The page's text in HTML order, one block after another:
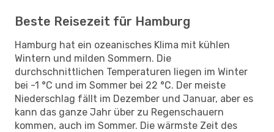
Beste Reisezeit für Hamburg
Hamburg hat ein ozeanisches Klima mit kühlen
Wintern und milden Sommern. Die
durchschnittlichen Temperaturen liegen im Winter
bei -1 °C und im Sommer bei 22 °C. Der meiste
Niederschlag fällt im Dezember und Januar, aber es
kann das ganze Jahr über zu Regenschauern
kommen, auch im Sommer. Die wärmste Zeit des